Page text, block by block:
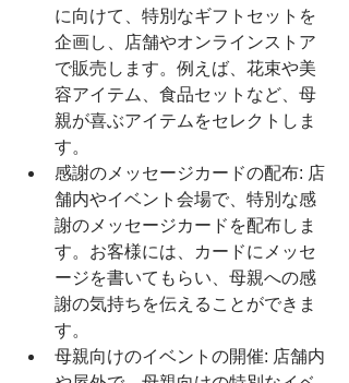
に向けて、特別なギフトセットを
企画し、店舗やオンラインストア
で販売します。例えば、花束や美
容アイテム、食品セットなど、母
親が喜ぶアイテムをセレクトしま
す。
感謝のメッセージカードの配布: 店
舗内やイベント会場で、特別な感
謝のメッセージカードを配布しま
す。お客様には、カードにメッセ
ージを書いてもらい、母親への感
謝の気持ちを伝えることができま
す。
母親向けのイベントの開催: 店舗内